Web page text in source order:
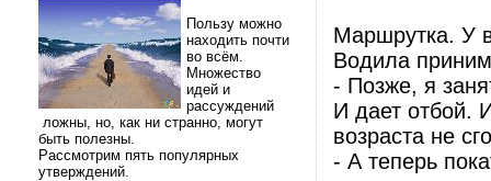
Пользу можно
находить почти
во всём.
Множество
идей и
рассуждений
ложны, но, как ни странно, могут
быть полезны.
Рассмотрим пять популярных
утверждений.
Маршрутка. У
Водила
- Позже, я
И дает отбой.
возраста не
- А теперь